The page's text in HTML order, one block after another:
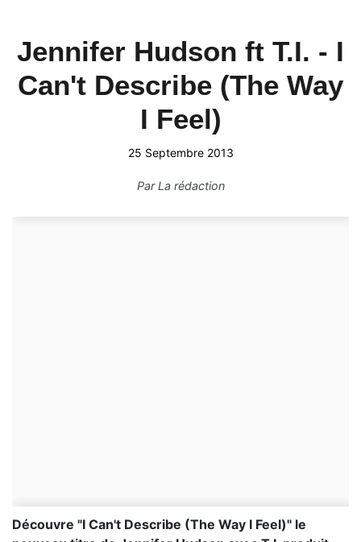
Jennifer Hudson ft T.I. - I
Can't Describe (The Way
I Feel)
25 Septembre 2013
ParLa rédaction
Découvre "I Can't Describe (The Way I Feel)" le